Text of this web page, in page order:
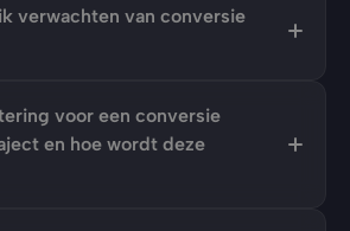
verwachten van conversie
voor een conversie
en hoe wordt deze